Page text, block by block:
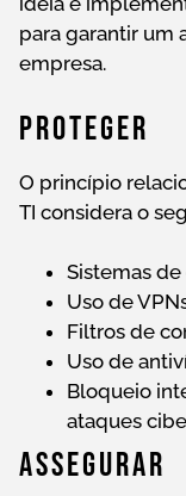
para garantir um
empresa.
Proteger
O princípio
TI considera o
Sistemas
Uso de
Filtros de
Uso de
Bloqueio
ataques
Assegurar